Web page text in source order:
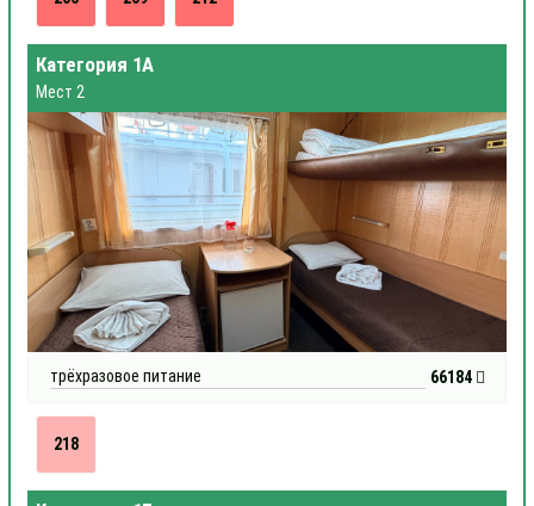
Категория 1А
Мест 2
трёхразовое питание 66184
218